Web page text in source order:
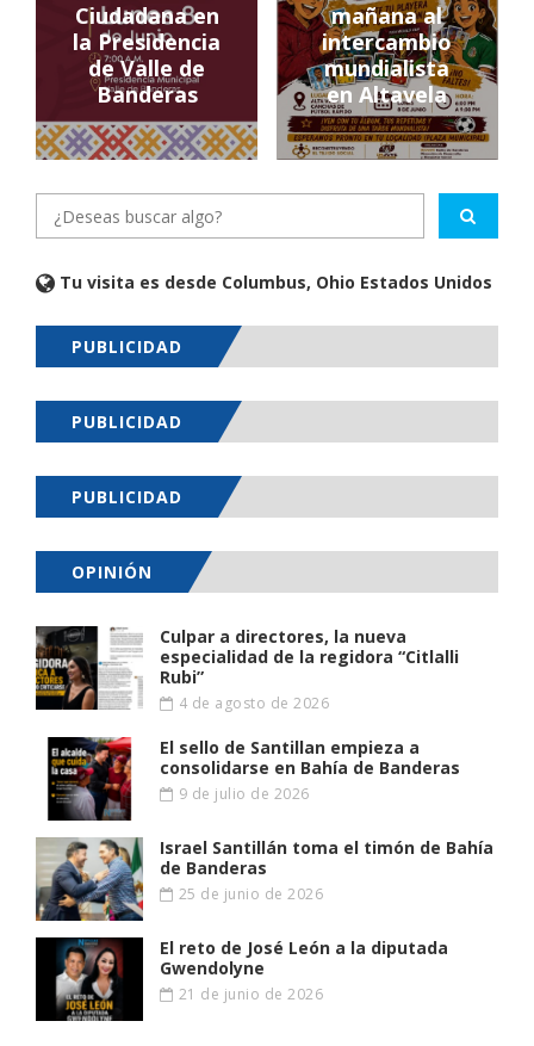
Ciudadana en
la Presidencia
de Valle de
Banderas
mañana al
intercambio
mundialista
en Altavela
Tu visita es desde Columbus, Ohio Estados Unidos
PUBLICIDAD
PUBLICIDAD
PUBLICIDAD
OPINIÓN
Culpar a directores, la nueva
especialidad de la regidora “Citlalli
Rubi”
4 de agosto de 2026
El sello de Santillan empieza a
consolidarse en Bahía de Banderas
9 de julio de 2026
Israel Santillán toma el timón de Bahía
de Banderas
25 de junio de 2026
El reto de José León a la diputada
Gwendolyne
21 de junio de 2026